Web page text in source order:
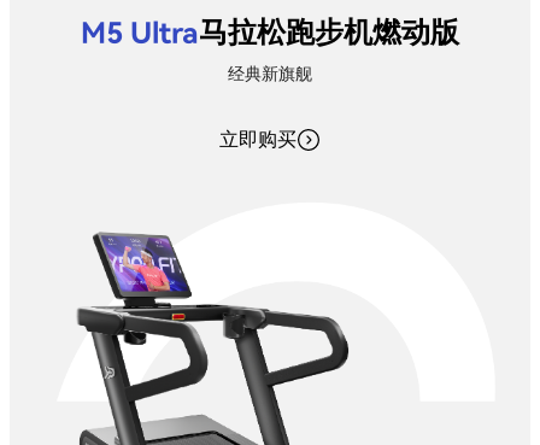
M5 Ultra马拉松跑步机燃动版
经典新旗舰
立即购买